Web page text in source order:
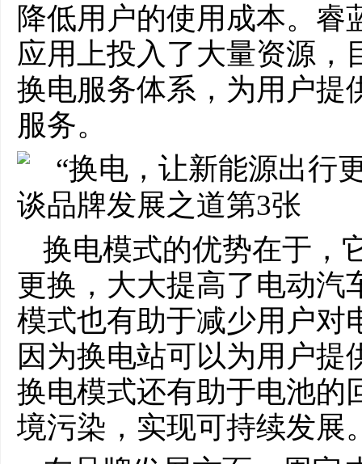
降低用户的使用成本。睿
应用上投入了大量资源，
换电服务体系，为用户提
服务。
换电模式的优势在于，
更换，大大提高了电动汽
模式也有助于减少用户对
因为换电站可以为用户
换电模式还有助于电池的
境污染，实现可持续发展